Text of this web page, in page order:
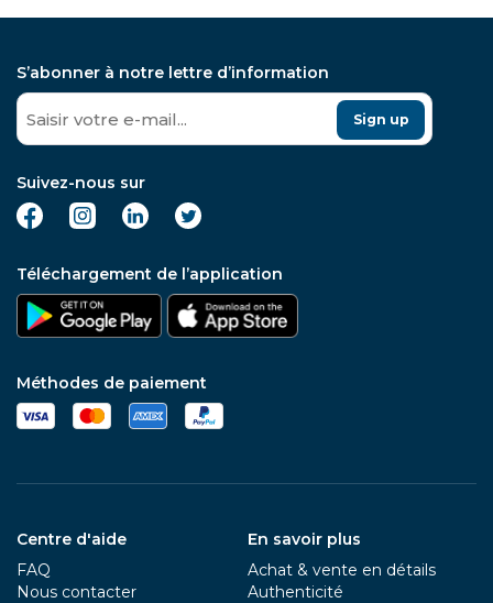
S’abonner à notre lettre d’information
Sign up
Suivez-nous sur
Téléchargement de l’application
Méthodes de paiement
Centre d'aide
FAQ
Nous contacter
En savoir plus
Achat & vente en détails
Authenticité